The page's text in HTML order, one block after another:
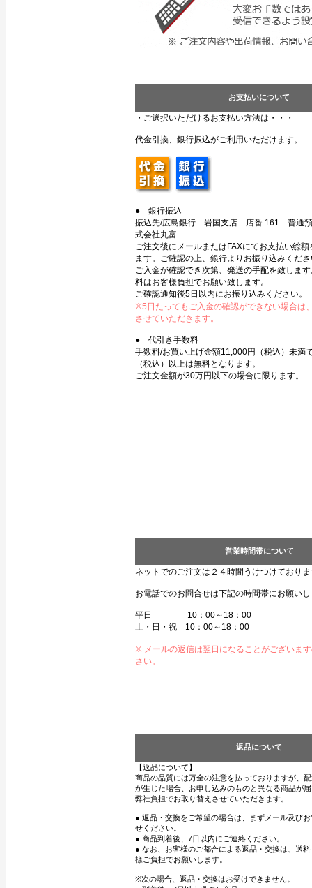
お支払いについて
・ご選択いただけるお支払い方法は・・・
代金引換、銀行振込がご利用いただけます。
● 銀行振込
振込先/広島銀行 岩国支店 店番:161 普通
式会社丸富
ご注文後にメールまたはFAXにてお支払い総
ます。ご確認の上、銀行よりお振り込みくだ
ご入金が確認でき次第、発送の手配を致しま
料はお客様負担でお願い致します。
ご確認通知後5日以内にお振り込みください。
※5日たってもご入金の確認ができない場合は
させていただきます。
● 代引き手数料
手数料/お買い上げ金額11,000円（税込）未満
（税込）以上は無料となります。
ご注文金額が30万円以下の場合に限ります。
営業時間帯について
ネットでのご注文は２４時間うけつけており
お電話でのお問合せは下記の時間帯にお願い
平日 10：00～18：00
土・日・祝 10：00～18：00
※ メールの返信は翌日になることがございま
さい。
返品について
【返品について】
商品の品質には万全の注意を払っておりますが、
が生じた場合、お申し込みのものと異なる商品が
弊社負担でお取り替えさせていただきます。
● 返品・交換をご希望の場合は、まずメール及び
せください。
● 商品到着後、7日以内にご連絡ください。
● なお、お客様のご都合による返品・交換は、送
様ご負担でお願いします。
※次の場合、返品・交換はお受けできません。